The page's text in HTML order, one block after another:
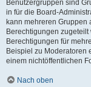
Benutzergruppen sind
in für die Board-
kann mehreren
Berechtigungen
Berechtigungen für
Beispiel zu Moderatoren
einem nichtöffentlichen
Nach oben